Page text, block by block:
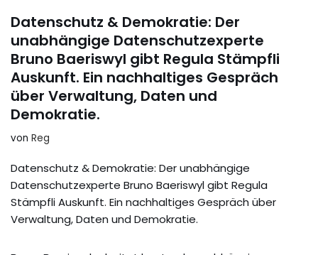
Datenschutz & Demokratie: Der
unabhängige Datenschutzexperte
Bruno Baeriswyl gibt Regula Stämpfli
Auskunft. Ein nachhaltiges Gespräch
über Verwaltung, Daten und
Demokratie.
von Reg
Datenschutz & Demokratie: Der unabhängige
Datenschutzexperte Bruno Baeriswyl gibt Regula
Stämpfli Auskunft. Ein nachhaltiges Gespräch über
Verwaltung, Daten und Demokratie.